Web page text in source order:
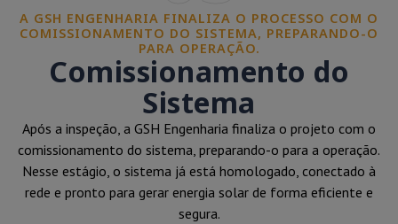
A GSH ENGENHARIA FINALIZA O PROCESSO COM O
COMISSIONAMENTO DO SISTEMA, PREPARANDO-O
PARA OPERAÇÃO.
Comissionamento do
Sistema
Após a inspeção, a GSH Engenharia finaliza o projeto com o
comissionamento do sistema, preparando-o para a operação.
Nesse estágio, o sistema já está homologado, conectado à
rede e pronto para gerar energia solar de forma eficiente e
segura.